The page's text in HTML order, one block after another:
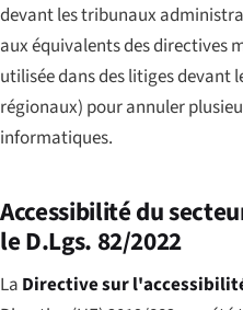
devant les tribunaux
aux équivalents des directives
utilisée dans des litiges devant
régionaux) pour annuler
informatiques.
Accessibilité du
le D.Lgs. 82/2022
La Directive sur